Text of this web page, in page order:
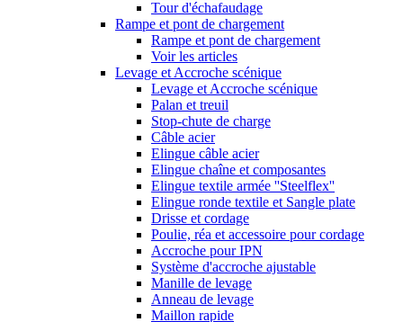
Tour d'échafaudage
Rampe et pont de chargement
Rampe et pont de chargement
Voir les articles
Levage et Accroche scénique
Levage et Accroche scénique
Palan et treuil
Stop-chute de charge
Câble acier
Elingue câble acier
Elingue chaîne et composantes
Elingue textile armée ''Steelflex''
Elingue ronde textile et Sangle plate
Drisse et cordage
Poulie, réa et accessoire pour cordage
Accroche pour IPN
Système d'accroche ajustable
Manille de levage
Anneau de levage
Maillon rapide